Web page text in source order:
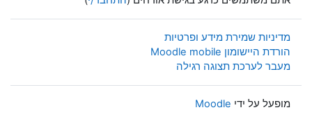
מדיניות שמירת מידע ופרטיות
הורדת היישומון Moodle mobile
מעבר לערכת תצוגה רגילה
מופעל על ידי Moodle